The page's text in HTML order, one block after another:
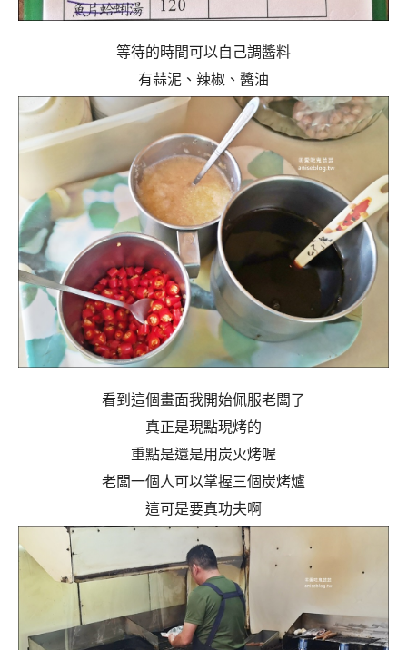
等待的時間可以自己調醬料
有蒜泥、辣椒、醬油
看到這個畫面我開始佩服老闆了
真正是現點現烤的
重點是還是用炭火烤喔
老闆一個人可以掌握三個炭烤爐
這可是要真功夫啊